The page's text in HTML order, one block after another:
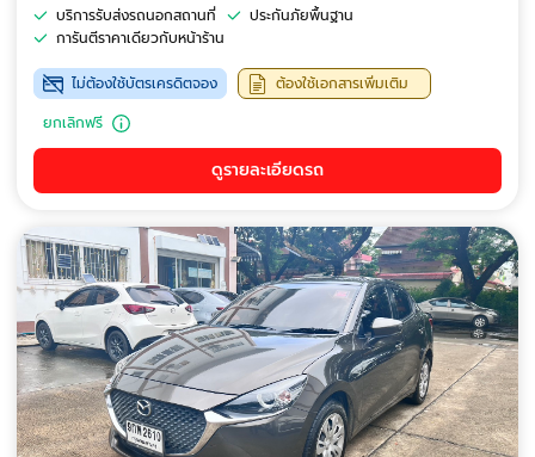
บริการรับส่งรถนอกสถานที่
ประกันภัยพื้นฐาน
การันตีราคาเดียวกับหน้าร้าน
ไม่ต้องใช้บัตรเครดิตจอง
ต้องใช้เอกสารเพิ่มเติม
ยกเลิกฟรี
ดูรายละเอียดรถ